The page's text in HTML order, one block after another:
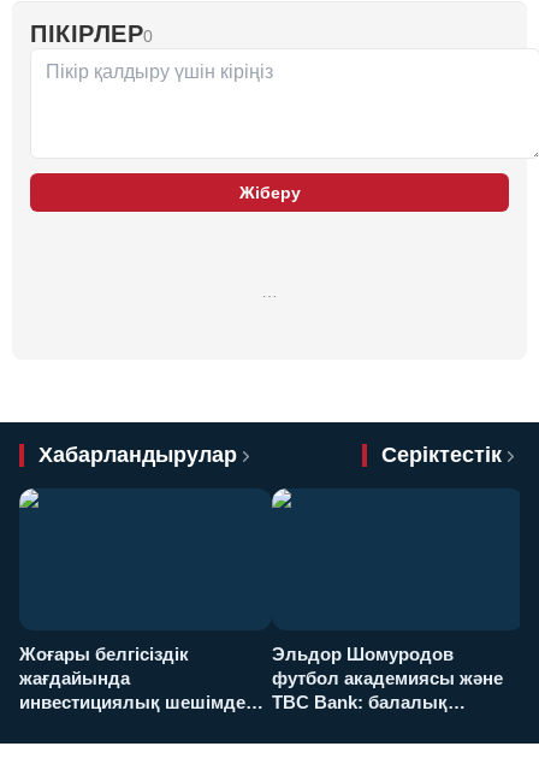
ПІКІРЛЕР0
Жіберу
Хабарландырулар Серіктестік
Жоғары белгісіздік
жағдайында
инвестициялық шешімдер
Эльдор Шомуродов
футбол академиясы және
TBC Bank: балалық